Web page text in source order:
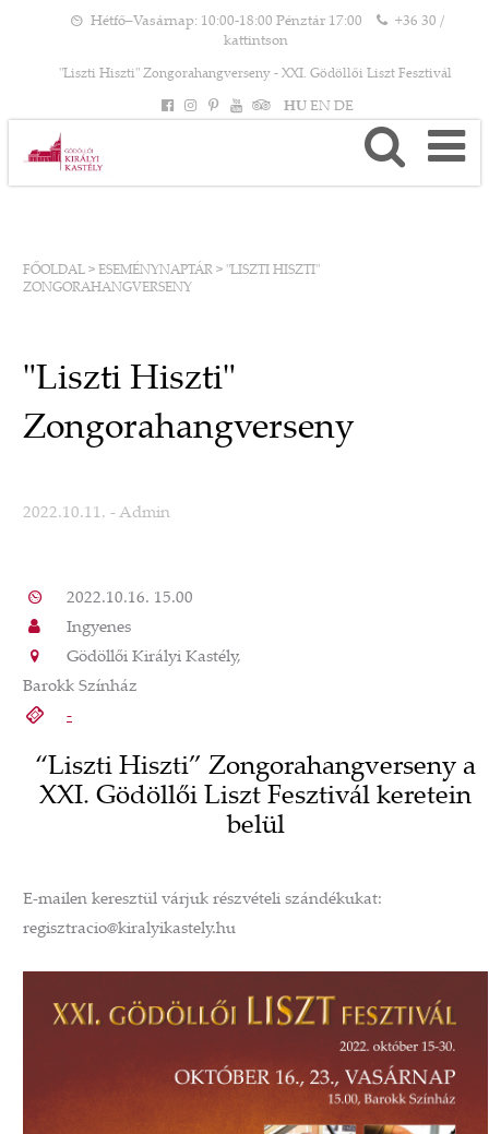
Hétfő–Vasárnap: 10:00-18:00 Pénztár 17:00
+36 30 /
kattintson
"Liszti Hiszti" Zongorahangverseny - XXI. Gödöllői Liszt Fesztivál
HU EN DE
FŐOLDAL > ESEMÉNYNAPTÁR > "LISZTI HISZTI"
ZONGORAHANGVERSENY
"Liszti Hiszti"
Zongorahangverseny
2022.10.11. - Admin
2022.10.16. 15.00
Ingyenes
Gödöllői Királyi Kastély,
Barokk Színház
-
“Liszti Hiszti” Zongorahangverseny a
XXI. Gödöllői Liszt Fesztivál keretein
belül
E-mailen keresztül várjuk részvételi szándékukat:
regisztracio@kiralyikastely.hu